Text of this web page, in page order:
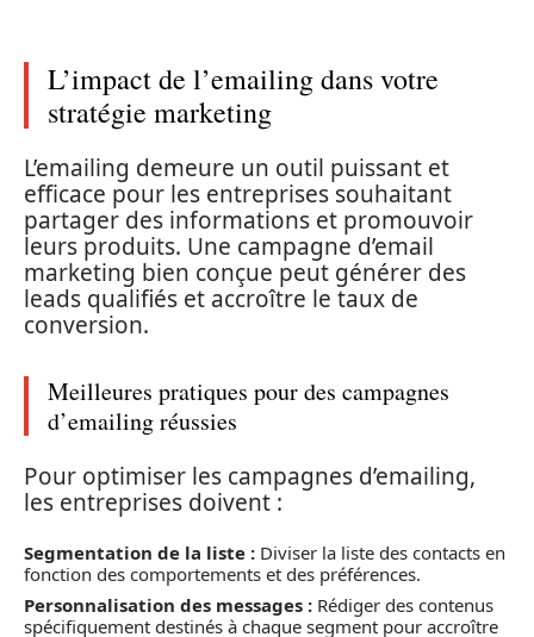
L’impact de l’emailing dans votre
stratégie marketing
L’emailing demeure un outil puissant et
efficace pour les entreprises souhaitant
partager des informations et promouvoir
leurs produits. Une campagne d’email
marketing bien conçue peut générer des
leads qualifiés et accroître le taux de
conversion.
Meilleures pratiques pour des campagnes
d’emailing réussies
Pour optimiser les campagnes d’emailing,
les entreprises doivent :
Segmentation de la liste : Diviser la liste des contacts en
fonction des comportements et des préférences.
Personnalisation des messages : Rédiger des contenus
spécifiquement destinés à chaque segment pour accroître